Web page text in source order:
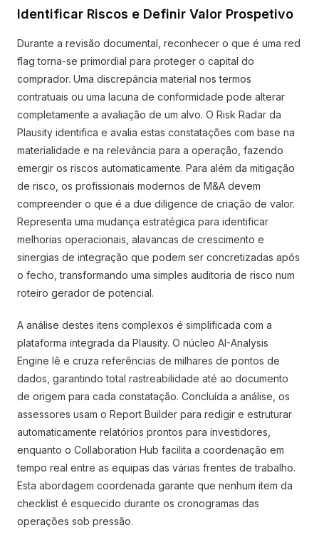
Identificar Riscos e Definir Valor Prospetivo
Durante a revisão documental, reconhecer o que é uma red
flag torna-se primordial para proteger o capital do
comprador. Uma discrepância material nos termos
contratuais ou uma lacuna de conformidade pode alterar
completamente a avaliação de um alvo. O Risk Radar da
Plausity identifica e avalia estas constatações com base na
materialidade e na relevância para a operação, fazendo
emergir os riscos automaticamente. Para além da mitigação
de risco, os profissionais modernos de M&A devem
compreender o que é a due diligence de criação de valor.
Representa uma mudança estratégica para identificar
melhorias operacionais, alavancas de crescimento e
sinergias de integração que podem ser concretizadas após
o fecho, transformando uma simples auditoria de risco num
roteiro gerador de potencial.
A análise destes itens complexos é simplificada com a
plataforma integrada da Plausity. O núcleo AI-Analysis
Engine lê e cruza referências de milhares de pontos de
dados, garantindo total rastreabilidade até ao documento
de origem para cada constatação. Concluída a análise, os
assessores usam o Report Builder para redigir e estruturar
automaticamente relatórios prontos para investidores,
enquanto o Collaboration Hub facilita a coordenação em
tempo real entre as equipas das várias frentes de trabalho.
Esta abordagem coordenada garante que nenhum item da
checklist é esquecido durante os cronogramas das
operações sob pressão.